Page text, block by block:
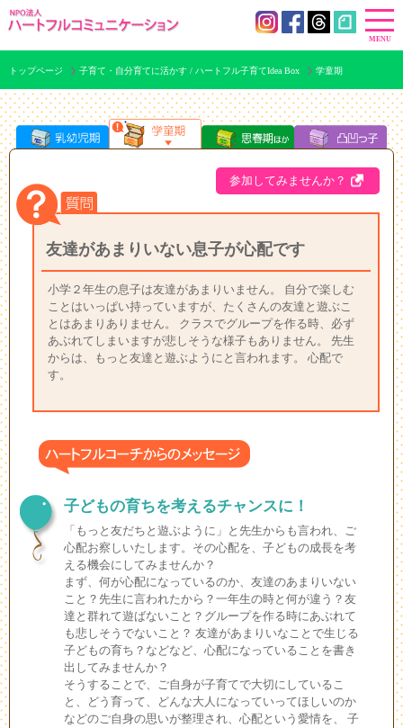
トップページ 子育て・自分育てに活かす / ハートフル子育てIdea Box 学童期
参加してみませんか？
友達があまりいない息子が心配です
小学２年生の息子は友達があまりいません。 自分で楽しむ
ことはいっぱい持っていますが、たくさんの友達と遊ぶこ
とはあまりありません。 クラスでグループを作る時、必ず
あぶれてしまいますが悲しそうな様子もありません。 先生
からは、もっと友達と遊ぶようにと言われます。 心配で
す。
子どもの育ちを考えるチャンスに！
「もっと友だちと遊ぶように」と先生からも言われ、ご
心配お察しいたします。その心配を、子どもの成長を考
える機会にしてみませんか？
まず、何が心配になっているのか、友達のあまりいない
こと？先生に言われたから？一年生の時と何が違う？友
達と群れて遊ばないこと？グループを作る時にあぶれて
も悲しそうでないこと？ 友達があまりいなことで生じる
子どもの育ち？などなど、心配になっていることを書き
出してみませんか？
そうすることで、ご自身が子育てで大切にしているこ
と、どう育って、どんな大人になっていってほしいのか
などのご自身の思いが整理され、心配という愛情を、 子